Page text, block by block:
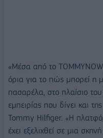
«Μέσα από το
όρια για το πώς μπορεί η
πασαρέλα, στο πλαίσιο
εμπειρίας που δίνει και
Tommy Hilfiger. «Η
έχει εξελιχθεί σε μια